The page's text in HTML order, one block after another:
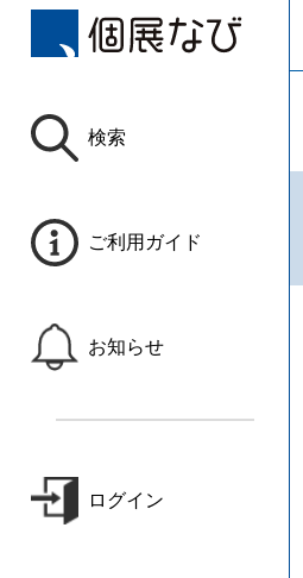
検索
ご利用ガイド
お知らせ
ログイン